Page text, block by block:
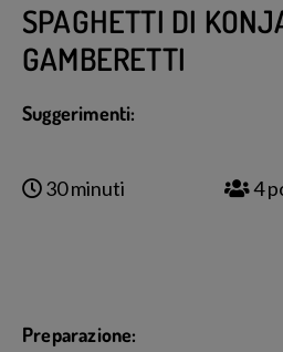
SPAGHETTI DI
GAMBERETTI
Suggerimenti:
30 minuti 4
Preparazione: